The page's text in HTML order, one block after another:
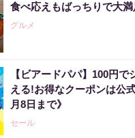
食べ応えもばっちりで大満
グルメ
【ビアードパパ】100円
える!お得なクーポンは公
月8日まで》
セール